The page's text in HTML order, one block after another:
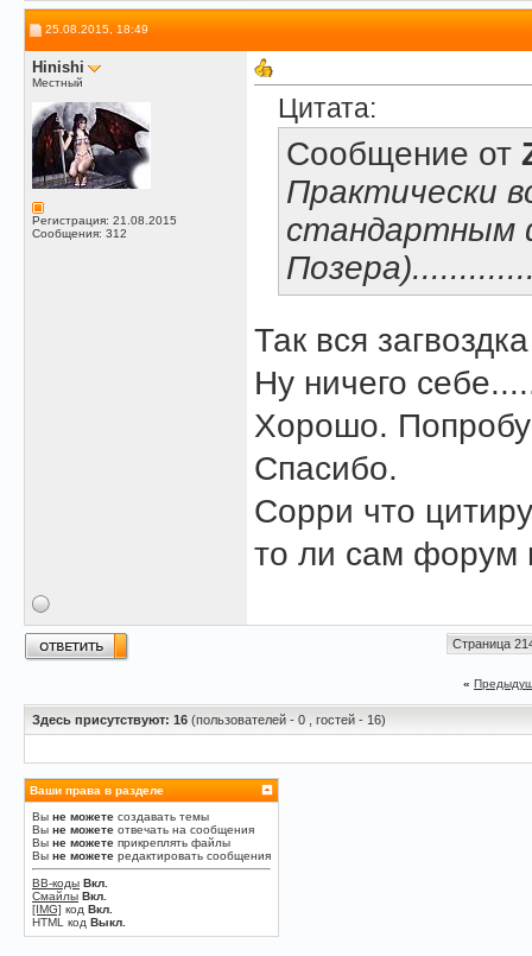
25.08.2015, 18:49
Hinishi
Местный
Регистрация: 21.08.2015
Сообщения: 312
Цитата:
Сообщение от
Практически
стандартным
Так вся
Ну ничего
Хорошо.
Спасибо.
Сорри что
то ли сам форум
Страница
«
Здесь присутствуют: 16 (пользователей - 0 , гостей - 16)
Ваши права в разделе
Вы не можете создавать темы
Вы не можете отвечать на сообщения
Вы не можете прикреплять файлы
Вы не можете редактировать сообщения
BB-коды Вкл.
Смайлы Вкл.
[IMG] код Вкл.
HTML код Выкл.